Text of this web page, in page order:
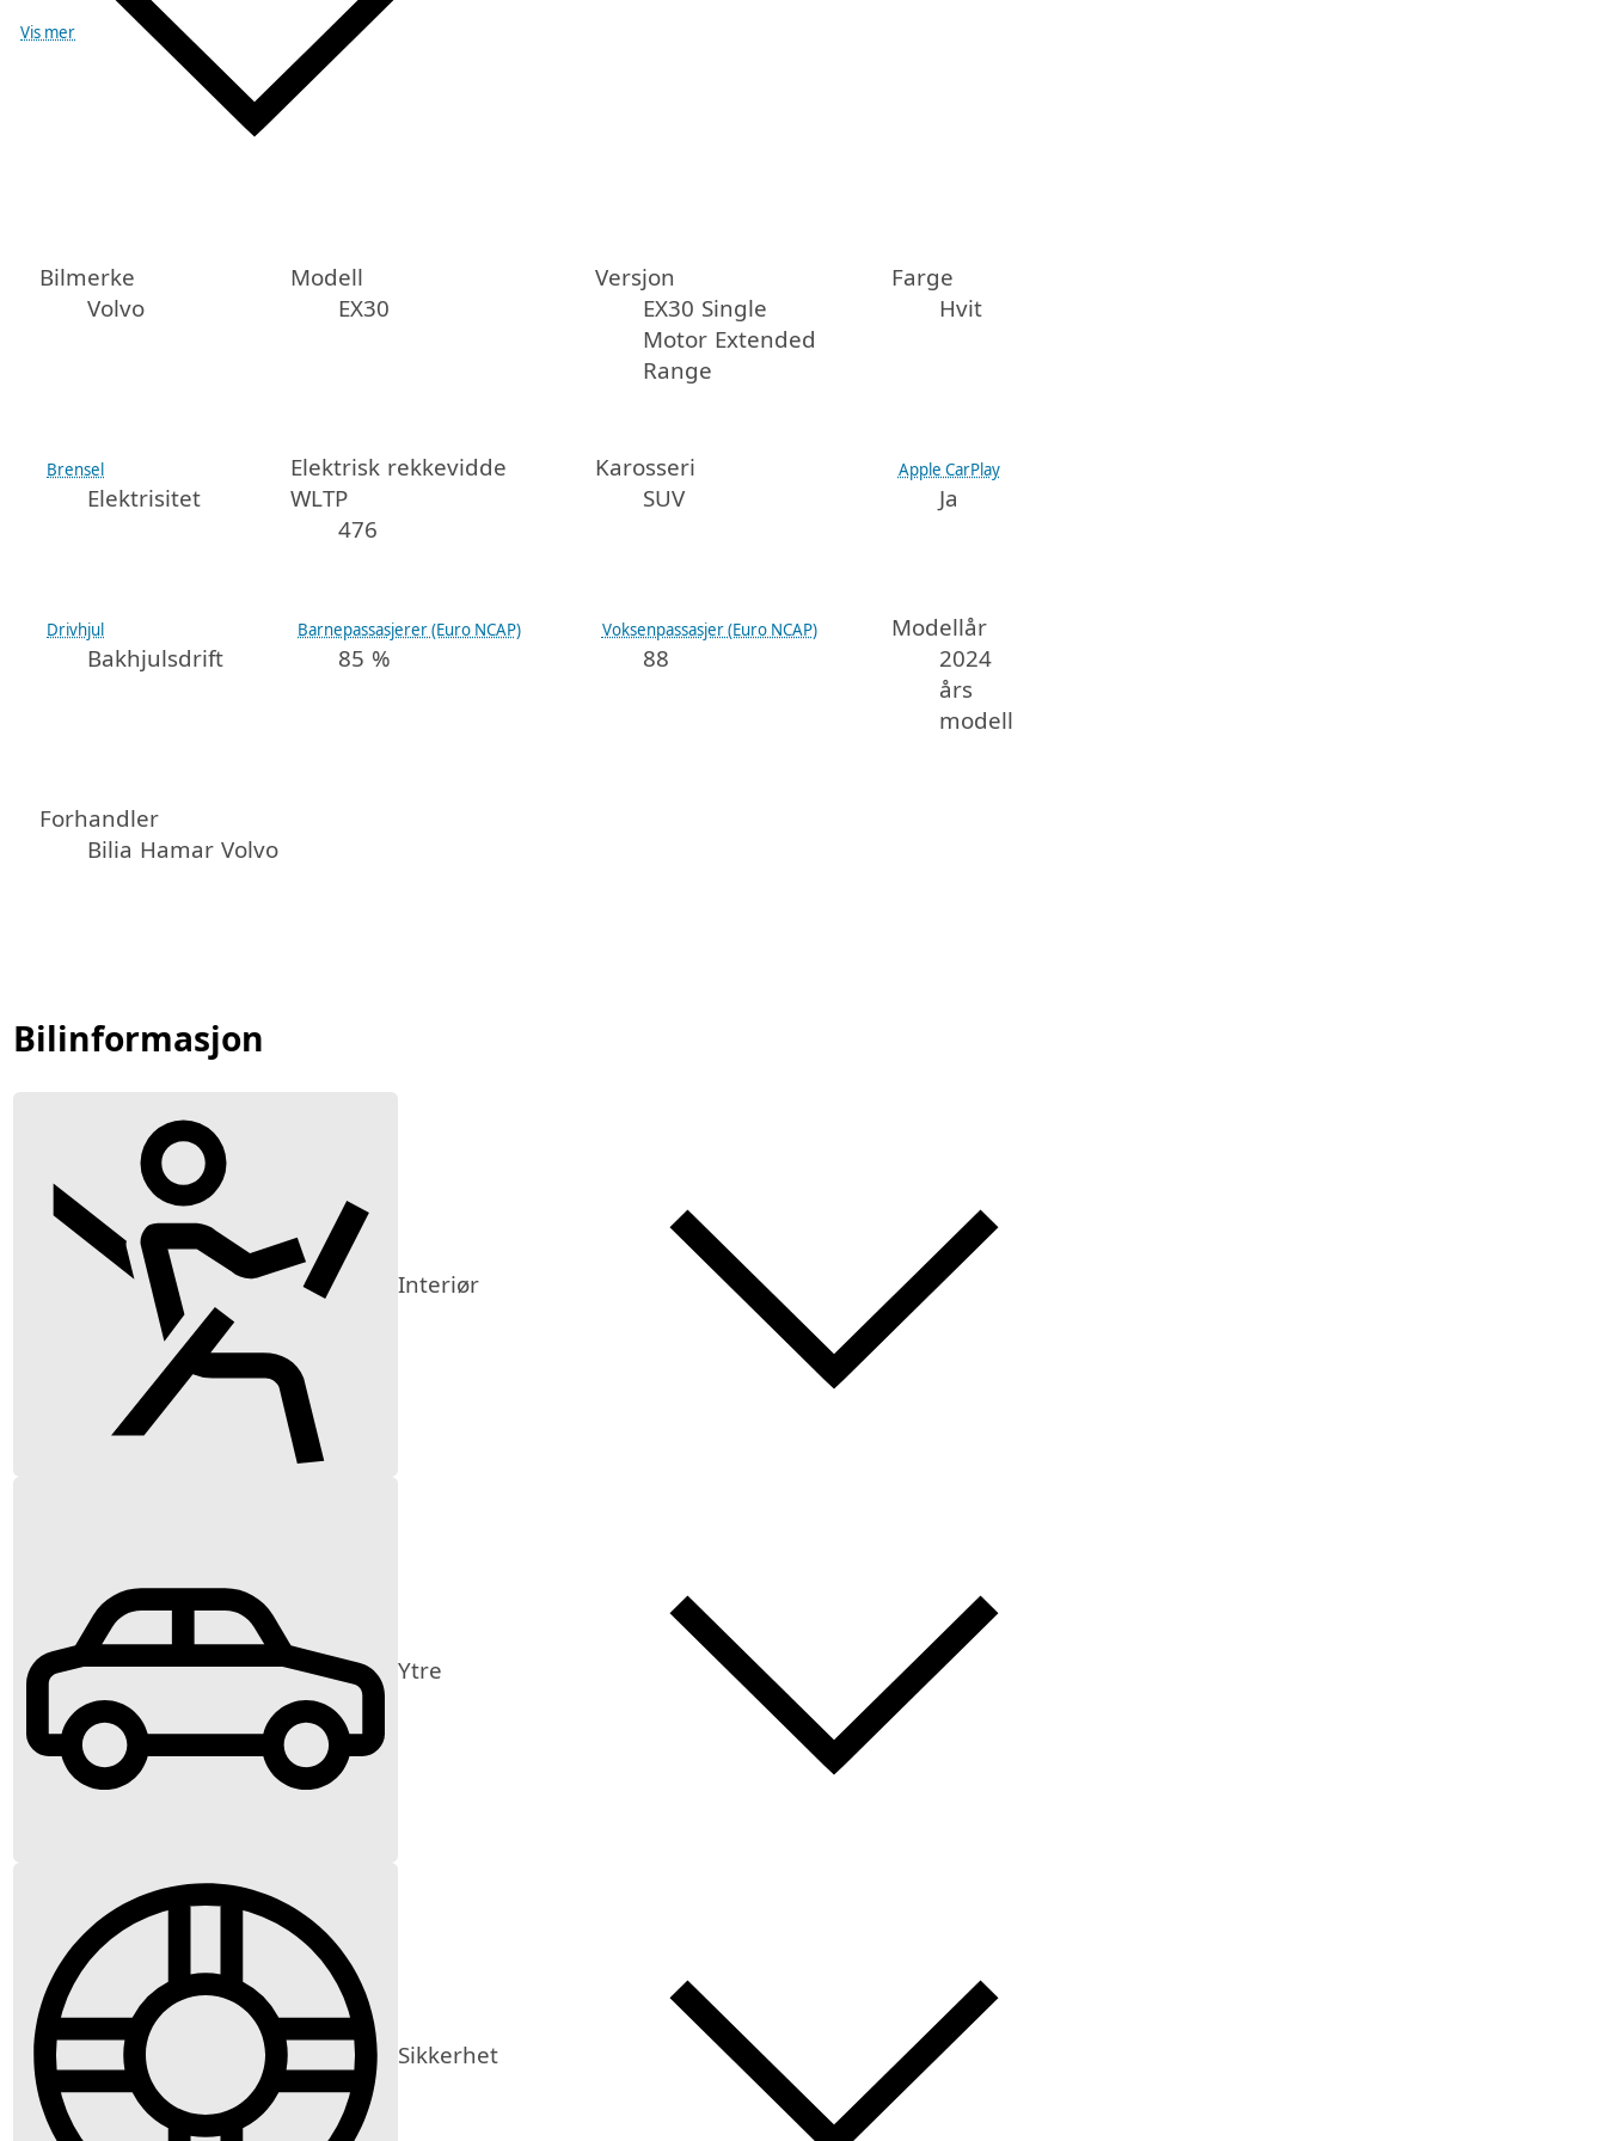
Vis mer
Bilmerke
Volvo
Modell
EX30
Versjon
EX30 Single
Motor Extended
Range
Farge
Hvit
Brensel
Elektrisitet
Elektrisk rekkevidde
WLTP
476
Karosseri
SUV
Apple CarPlay
Ja
Drivhjul
Bakhjulsdrift
Barnepassasjerer (Euro NCAP)
85 %
Voksenpassasjer (Euro NCAP)
88
Modellår
2024
års
modell
Forhandler
Bilia Hamar Volvo
Bilinformasjon
Interiør
Ytre
Sikkerhet